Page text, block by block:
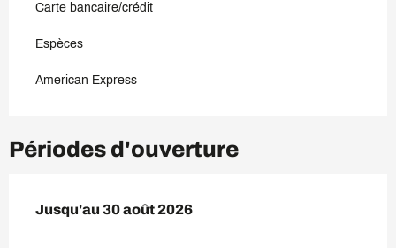
Carte bancaire/crédit
Espèces
American Express
Périodes d'ouverture
Du1 juillet 2026au30 août 2026
Jusqu'au 30 août 2026